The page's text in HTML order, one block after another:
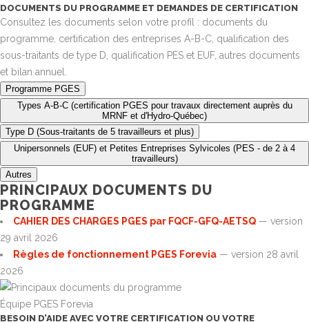
DOCUMENTS DU PROGRAMME ET DEMANDES DE CERTIFICATION
Consultez les documents selon votre profil : documents du
programme, certification des entreprises A-B-C, qualification des
sous-traitants de type D, qualification PES et EUF, autres documents
et bilan annuel.
Programme PGES
Types A-B-C (certification PGES pour travaux directement auprès du
MRNF et d'Hydro-Québec)
Type D (Sous-traitants de 5 travailleurs et plus)
Unipersonnels (EUF) et Petites Entreprises Sylvicoles (PES - de 2 à 4
travailleurs)
Autres
PRINCIPAUX DOCUMENTS DU
PROGRAMME
CAHIER DES CHARGES PGES par FQCF-GFQ-AETSQ — version
29 avril 2026
Règles de fonctionnement PGES Forevia — version 28 avril
2026
Équipe PGES Forevia
BESOIN D’AIDE AVEC VOTRE CERTIFICATION OU VOTRE